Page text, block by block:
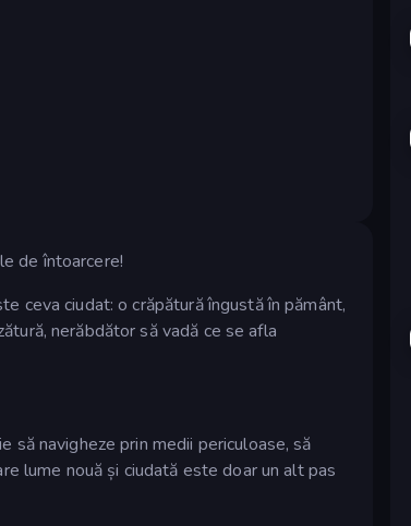
de întoarcere!
ceva ciudat: o crăpătură îngustă în pământ,
nerăbdător să vadă ce se afla
navigheze prin medii periculoase, să
lume nouă și ciudată este doar un alt pas